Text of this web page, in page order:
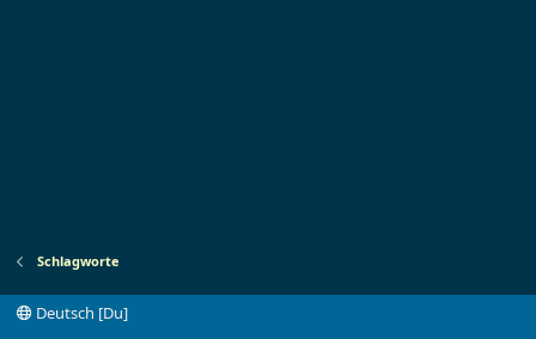
Schlagworte
Deutsch [Du]